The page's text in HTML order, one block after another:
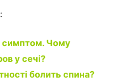
симптом. Чому
у сечі?
болить спина?